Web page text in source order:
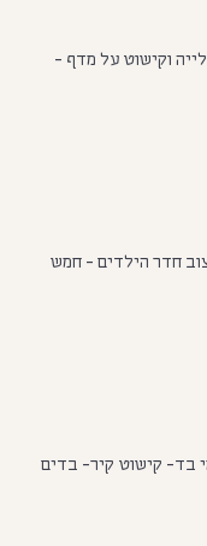
וקישוט על מדף -
חדר הילדים - חמש
בד- קישוט קיר- בדים